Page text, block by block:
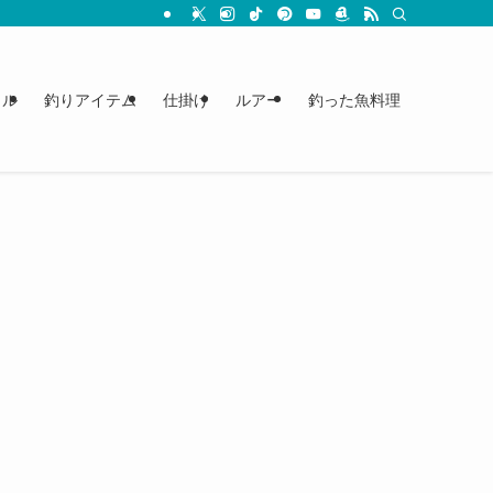
釣りアイテム 仕掛け ルアー 釣った魚料理